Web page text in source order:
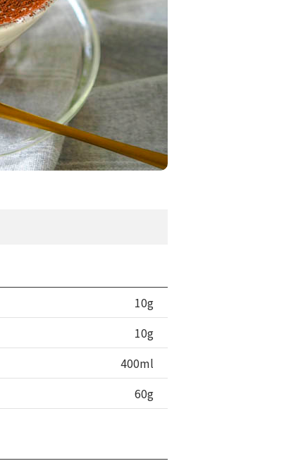
10g
10g
400ml
60g